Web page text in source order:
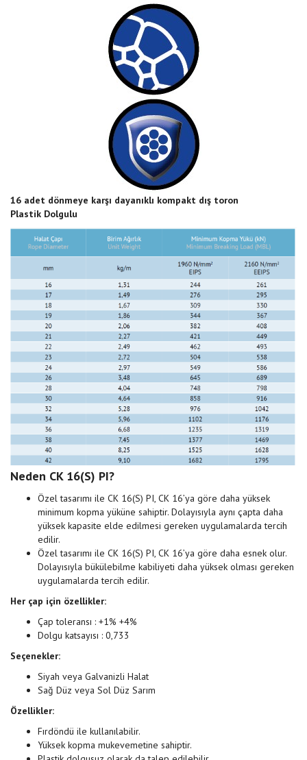
16 adet dönmeye karşı dayanıklı kompakt dış toron
Plastik Dolgulu
Neden CK 16(S) PI?
Özel tasarımı ile CK 16(S) PI, CK 16’ya göre daha yüksek
minimum kopma yüküne sahiptir. Dolayısıyla aynı çapta daha
yüksek kapasite elde edilmesi gereken uygulamalarda tercih
edilir.
Özel tasarımı ile CK 16(S) PI, CK 16’ya göre daha esnek olur.
Dolayısıyla bükülebilme kabiliyeti daha yüksek olması gereken
uygulamalarda tercih edilir.
Her çap için özellikler:
Çap toleransı : +1% +4%
Dolgu katsayısı : 0,733
Seçenekler:
Siyah veya Galvanizli Halat
Sağ Düz veya Sol Düz Sarım
Özellikler:
Fırdöndü ile kullanılabilir.
Yüksek kopma mukevemetine sahiptir.